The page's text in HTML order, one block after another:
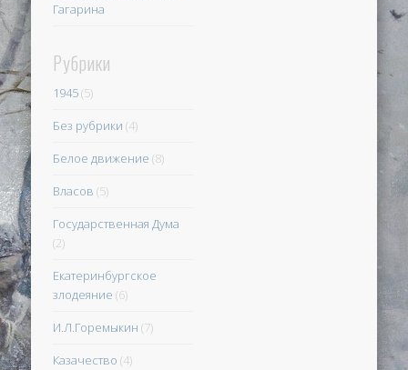
Гагарина
Рубрики
1945(5)
Без рубрики (4)
Белое движение (8)
Власов (5)
Государственная Дума
(2)
Екатеринбургское
злодеяние (6)
И.Л.Горемыкин (7)
Казачество (4)